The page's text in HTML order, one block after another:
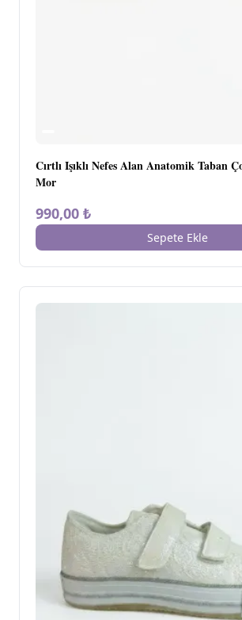
Cırtlı Işıklı Nefes Alan Anatomik Taban
Mor
990,00 ₺
Sepete Ekle